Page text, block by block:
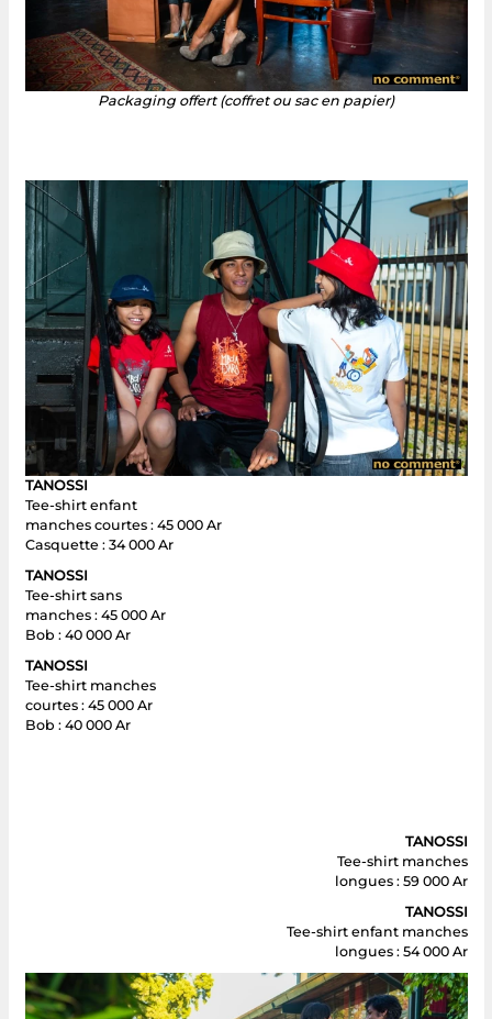
Packaging offert (coffret ou sac en papier)
TANOSSI
Tee-shirt enfant
manches courtes : 45 000 Ar
Casquette : 34 000 Ar
TANOSSI
Tee-shirt sans
manches : 45 000 Ar
Bob : 40 000 Ar
TANOSSI
Tee-shirt manches
courtes : 45 000 Ar
Bob : 40 000 Ar
TANOSSI
Tee-shirt manches
longues : 59 000 Ar
TANOSSI
Tee-shirt enfant manches
longues : 54 000 Ar